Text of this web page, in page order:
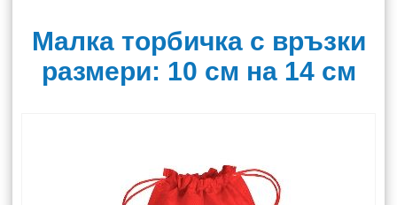
Малка торбичка с връзки
размери: 10 см на 14 см